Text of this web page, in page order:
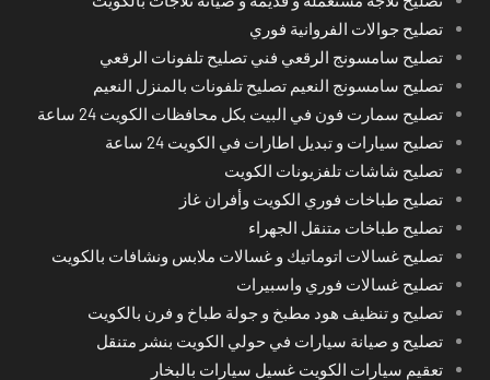
تصليح جوالات الفروانية فوري
تصليح سامسونج الرقعي فني تصليح تلفونات الرقعي
تصليح سامسونج النعيم تصليح تلفونات بالمنزل النعيم
تصليح سمارت فون في البيت بكل محافظات الكويت 24 ساعة
تصليح سيارات و تبديل اطارات في الكويت 24 ساعة
تصليح شاشات تلفزيونات الكويت
تصليح طباخات فوري الكويت وأفران غاز
تصليح طباخات متنقل الجهراء
تصليح غسالات اتوماتيك و غسالات ملابس ونشافات بالكويت
تصليح غسالات فوري واسبيرات
تصليح و تنظيف هود مطبخ و جولة طباخ و فرن بالكويت
تصليح و صيانة سيارات في حولي الكويت بنشر متنقل
تعقيم سيارات الكويت غسيل سيارات بالبخار